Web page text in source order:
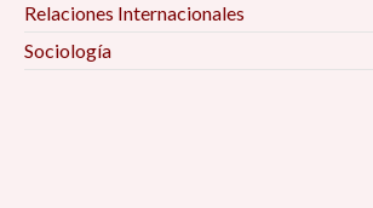
Relaciones Internacionales
Sociología